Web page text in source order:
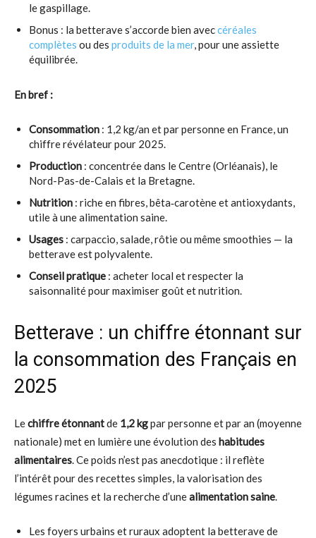
le gaspillage.
Bonus : la betterave s’accorde bien aveccéréales
complètes ou des produits de la mer, pour une assiette
équilibrée.
En bref :
Consommation : 1,2 kg/an et par personne en France, un
chiffre révélateur pour 2025.
Production : concentrée dans le Centre (Orléanais), le
Nord-Pas-de-Calais et la Bretagne.
Nutrition : riche en fibres, bêta‑carotène et antioxydants,
utile à une alimentation saine.
Usages : carpaccio, salade, rôtie ou même smoothies — la
betterave est polyvalente.
Conseil pratique : acheter local et respecter la
saisonnalité pour maximiser goût et nutrition.
Betterave : un chiffre étonnant sur
la consommation des Français en
2025
Lechiffre étonnantde 1,2 kgpar personne et par an (moyenne
nationale) met en lumière une évolution des habitudes
alimentaires. Ce poids n’est pas anecdotique : il reflète
l’intérêt pour des recettes simples, la valorisation des
légumes racines et la recherche d’unealimentation saine.
Les foyers urbains et ruraux adoptent la betterave de